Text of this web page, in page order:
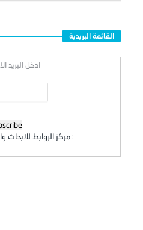
القائمة البريدية
ادخل البريد
:مركز الروابط للابحاث